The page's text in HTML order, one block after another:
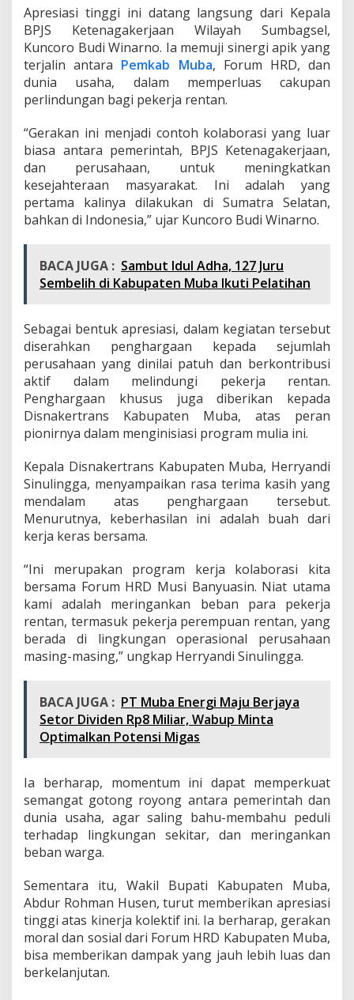
a
n
P
e
r
h
a
a
n
L
i
n
d
g
i
k
j
a
R
e
t
n
Apresiasi tinggi ini datang langsung dari Kepala
BPJS Ketenagakerjaan Wilayah Sumbagsel,
Kuncoro Budi Winarno. Ia memuji sinergi apik yang
terjalin antara Pemkab Muba, Forum HRD, dan
dunia usaha, dalam memperluas cakupan
perlindungan bagi pekerja rentan.
“Gerakan ini menjadi contoh kolaborasi yang luar
biasa antara pemerintah, BPJS Ketenagakerjaan,
dan perusahaan, untuk meningkatkan
kesejahteraan masyarakat. Ini adalah yang
pertama kalinya dilakukan di Sumatra Selatan,
bahkan di Indonesia,” ujar Kuncoro Budi Winarno.
BACA JUGA : Sambut Idul Adha, 127 Juru
Sembelih di Kabupaten Muba Ikuti Pelatihan
Sebagai bentuk apresiasi, dalam kegiatan tersebut
diserahkan penghargaan kepada sejumlah
perusahaan yang dinilai patuh dan berkontribusi
aktif dalam melindungi pekerja rentan.
Penghargaan khusus juga diberikan kepada
Disnakertrans Kabupaten Muba, atas peran
pionirnya dalam menginisiasi program mulia ini.
Kepala Disnakertrans Kabupaten Muba, Herryandi
Sinulingga, menyampaikan rasa terima kasih yang
mendalam atas penghargaan tersebut.
Menurutnya, keberhasilan ini adalah buah dari
kerja keras bersama.
“Ini merupakan program kerja kolaborasi kita
bersama Forum HRD Musi Banyuasin. Niat utama
kami adalah meringankan beban para pekerja
rentan, termasuk pekerja perempuan rentan, yang
berada di lingkungan operasional perusahaan
masing-masing,” ungkap Herryandi Sinulingga.
BACA JUGA : PT Muba Energi Maju Berjaya
Setor Dividen Rp8 Miliar, Wabup Minta
Optimalkan Potensi Migas
Ia berharap, momentum ini dapat memperkuat
semangat gotong royong antara pemerintah dan
dunia usaha, agar saling bahu-membahu peduli
terhadap lingkungan sekitar, dan meringankan
beban warga.
Sementara itu, Wakil Bupati Kabupaten Muba,
Abdur Rohman Husen, turut memberikan apresiasi
tinggi atas kinerja kolektif ini. Ia berharap, gerakan
moral dan sosial dari Forum HRD Kabupaten Muba,
bisa memberikan dampak yang jauh lebih luas dan
berkelanjutan.